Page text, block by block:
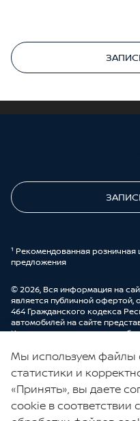
¹ Рекомендованная розничная
предложения
© 2026, Вся информация на
является публичной офертой,
464 Гражданского кодекса
автомобилей на сайте
Комплектации и цены могут
автоцентре ООО
Мы используем файлы
статистики и
«Принять», вы даете
cookie в соответствии с